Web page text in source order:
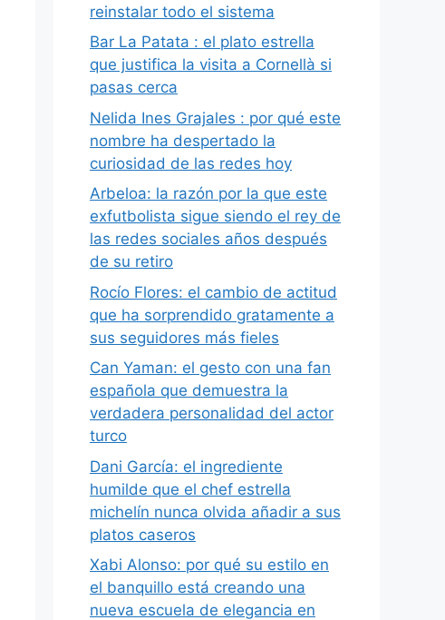
reinstalar todo el sistema
Bar La Patata : el plato estrella
que justifica la visita a Cornellà si
pasas cerca
Nelida Ines Grajales : por qué este
nombre ha despertado la
curiosidad de las redes hoy
Arbeloa: la razón por la que este
exfutbolista sigue siendo el rey de
las redes sociales años después
de su retiro
Rocío Flores: el cambio de actitud
que ha sorprendido gratamente a
sus seguidores más fieles
Can Yaman: el gesto con una fan
española que demuestra la
verdadera personalidad del actor
turco
Dani García: el ingrediente
humilde que el chef estrella
michelín nunca olvida añadir a sus
platos caseros
Xabi Alonso: por qué su estilo en
el banquillo está creando una
nueva escuela de elegancia en